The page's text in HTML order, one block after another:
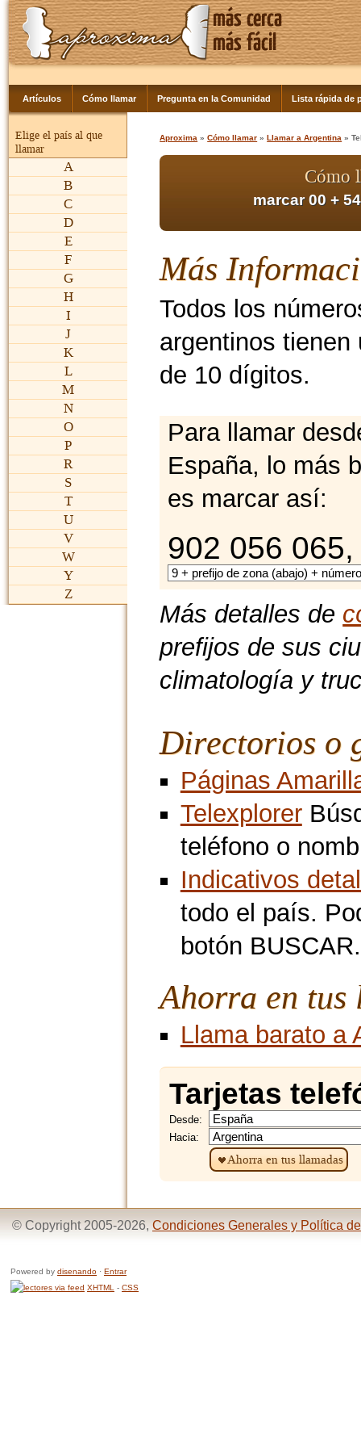
Artículos Cómo llamar Pregunta en la Comunidad Lista rápida de
Elige el país al que
llamar
A
B
C
D
E
F
G
H
I
J
K
L
M
N
O
P
R
S
T
U
V
W
Y
Z
Aproxima »Cómo llamar »Llamar a Argentina »
Cómo
marcar 00 +
Más
Todos los
argentinos tienen
de 10 dígitos.
Para llamar
España, lo más
es marcar así:
902 056
Más detalles de
prefijos de sus
climatología y
Directorios o
Páginas
Telexplorer
teléfono o
Indicativos
todo el país.
botón BUSCAR.
Ahorra en tus
Llama barato a
Tarjetas
Desde:
Hacia:
Ahorra en tus llamadas
© Copyright 2005-2026, Condiciones Generales y Política
Powered by disenando · Entrar
XHTML - CSS